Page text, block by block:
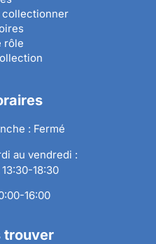
collectionner
rôle
: Fermé
au vendredi :
18:30
16:00
trouver